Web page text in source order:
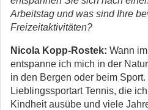
Arbeitstag und was sind Ihre
Freizeitaktivitäten?
Nicola Kopp-Rostek: Wann
entspanne ich mich in der
in den Bergen oder beim
Lieblingssportart Tennis, die
Kindheit ausübe und viele